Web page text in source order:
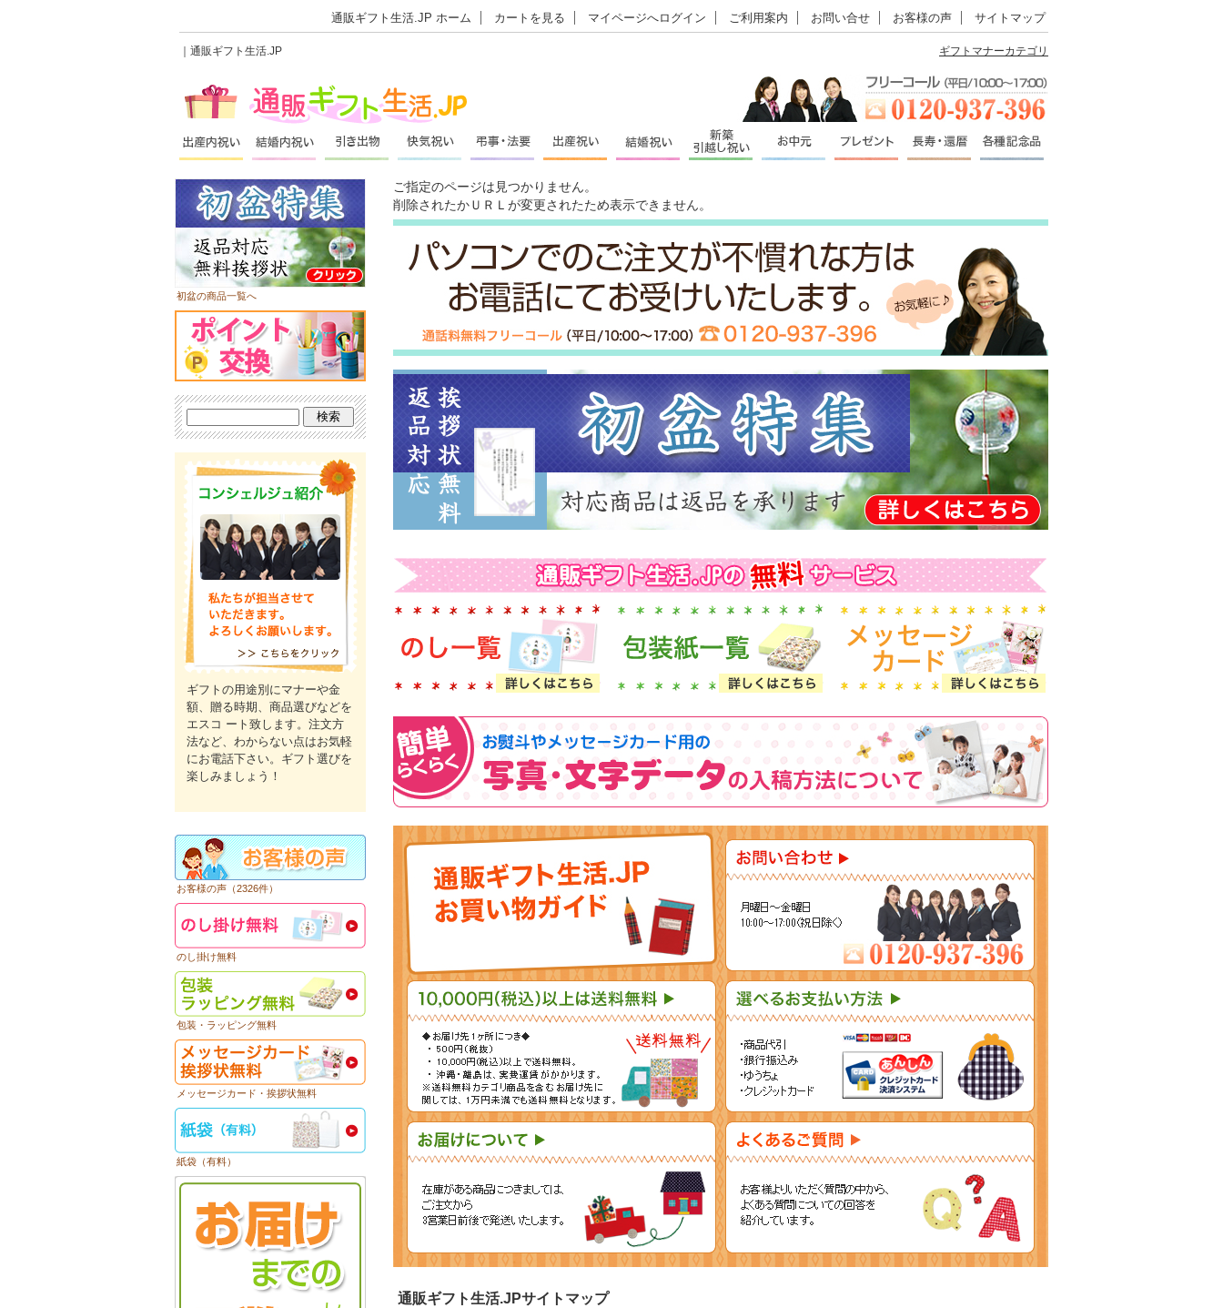
通販ギフト生活.JP ホーム カートを見る マイページへログイン ご利用案内 お問い合せ お客様の声 サイトマップ
｜通販ギフト生活.JP ギフトマナーカテゴリ
ご指定のページは見つかりません。
削除されたかＵＲＬが変更されたため表示できません。
通販ギフト生活.JPサイトマップ
初盆の商品一覧へ
ギフトの用途別にマナーや金
額、贈る時期、商品選びなどを
エスコ ート致します。注文方
法など、わからない点はお気軽
にお電話下さい。ギフト選びを
楽しみましょう！
お客様の声（2326件）
のし掛け無料
包装・ラッピング無料
メッセージカード・挨拶状無料
紙袋（有料）